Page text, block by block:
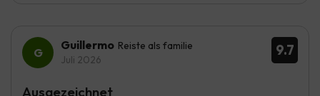
9.7
Guillermo Reiste als familie
Juli 2026
Ausgezeichnet